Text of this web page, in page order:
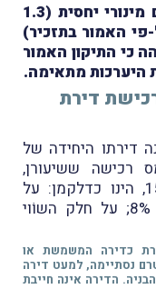
צפוי להכניס לקופת המדינה סכום מינורי יחסית (1.3
שנת 2030, כך על-פי האמור בתזכיר)
כי התיקון האמור
היערכות מתאימה.
דירת
דירתו היחידה של
רכישה ששיעורן,
כדלקמן: על
על חלק השוֹוי
כדירה המשמשת או
נסתיימה, למעט דירה
הדירה אינה חייבת